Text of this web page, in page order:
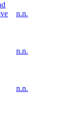
n.n.
n.n.
n.n.